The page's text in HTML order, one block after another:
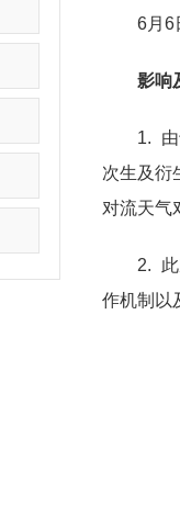
6月6日
影响
1. 由于
次生及衍
对流天气
2. 此次
作机制以